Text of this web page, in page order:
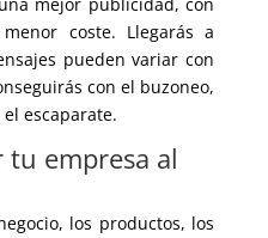
mejor publicidad, con
coste. Llegarás a
pueden variar con
con el buzoneo,
escaparate.
empresa al
los productos, los